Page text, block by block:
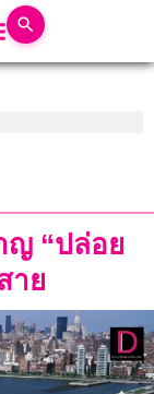
ญ “ปล่อย
าย